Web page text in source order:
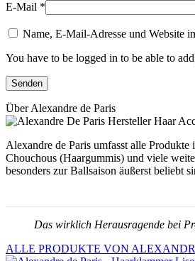
E-Mail *
Name, E-Mail-Adresse und Website
You have to be logged in to be able to
Über Alexandre de Paris
Alexandre de Paris umfasst alle
Chouchous (Haargummis) und viele
besonders zur Ballsaison äußerst beliebt
Das wirklich Herausragende bei
ALLE PRODUKTE VON